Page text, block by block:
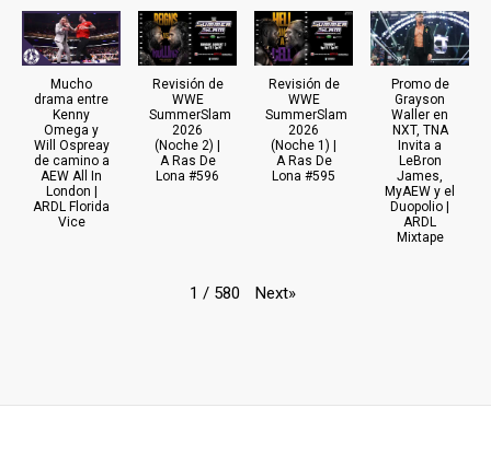
Mucho
drama entre
Kenny
Omega y
Will Ospreay
de camino a
AEW All In
London |
ARDL Florida
Vice
Revisión de
WWE
SummerSlam
2026
(Noche 2) |
A Ras De
Lona #596
Revisión de
WWE
SummerSlam
2026
(Noche 1) |
A Ras De
Lona #595
Promo de
Grayson
Waller en
NXT, TNA
Invita a
LeBron
James,
MyAEW y el
Duopolio |
ARDL
Mixtape
1 / 580 Next»